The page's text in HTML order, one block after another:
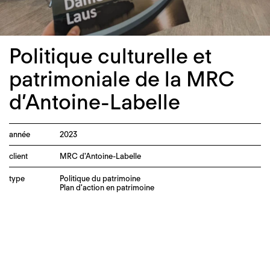
Politique culturelle et
patrimoniale de la MRC
d’Antoine-Labelle
année 2023
client MRC d'Antoine-Labelle
type
Politique du patrimoine
Plan d'action en patrimoine